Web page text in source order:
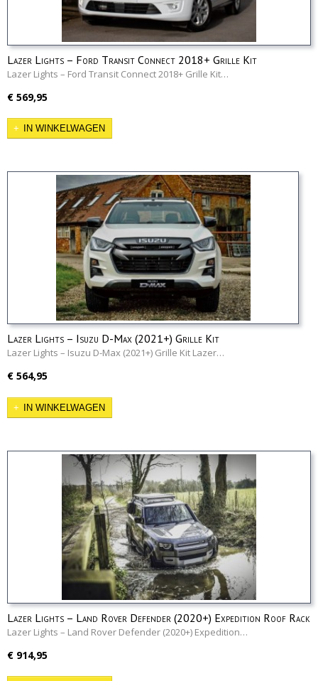
Lazer Lights – Ford Transit Connect 2018+ Grille Kit
Lazer Lights – Ford Transit Connect 2018+ Grille Kit…
€ 569,95
IN WINKELWAGEN
Lazer Lights – Isuzu D-Max (2021+) Grille Kit
Lazer Lights – Isuzu D-Max (2021+) Grille Kit Lazer…
€ 564,95
IN WINKELWAGEN
Lazer Lights – Land Rover Defender (2020+) Expedition Roof Rack
Mounting Kit
Lazer Lights – Land Rover Defender (2020+) Expedition…
€ 914,95